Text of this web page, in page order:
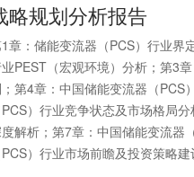
略规划分析报告
章：储能变流器（PCS）行业界
PEST（宏观环境）分析；第3
第4章：中国储能变流器（PCS
PCS）行业竞争状态及市场格局
解析；第7章：中国储能变流器
PCS）行业市场前瞻及投资策略